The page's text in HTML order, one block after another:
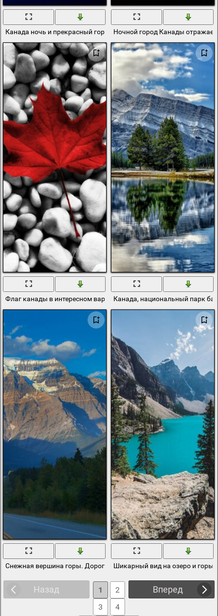
Канада ночь и прекрасный город Ночной город Канады
Флаг канады в интересном вариантеКанада, национальный парк
Снежная вершина горы. Дорога в лесу. КанадаШикарный вид на озеро и горы
Назад Вперед
1
2
3
4